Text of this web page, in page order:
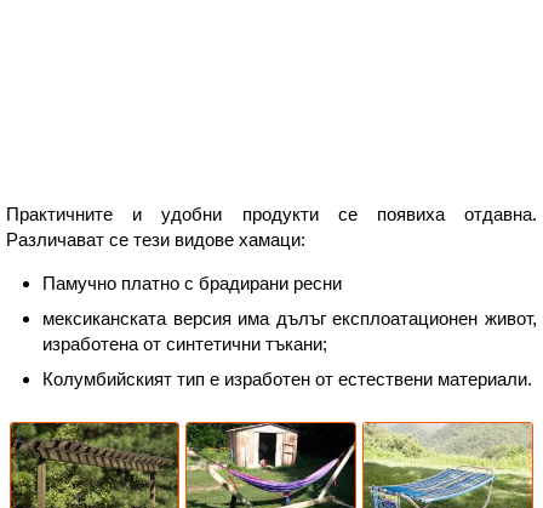
Практичните и удобни продукти се появиха отдавна.
Различават се тези видове хамаци:
Памучно платно с брадирани ресни
мексиканската версия има дълъг експлоатационен живот,
изработена от синтетични тъкани;
Колумбийският тип е изработен от естествени материали.